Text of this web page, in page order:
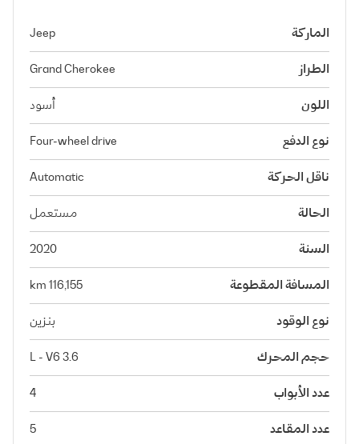
الماركة Jeep
الطراز Grand Cherokee
اللون أسود
نوع الدفع Four-wheel drive
ناقل الحركة Automatic
الحالة مستعمل
السنة 2020
المسافة المقطوعة 116,155 km
نوع الوقود بنزين
حجم المحرك 3.6 L - V6
عدد الأبواب 4
عدد المقاعد 5